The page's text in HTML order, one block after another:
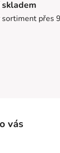
skladem
sortiment přes
vás